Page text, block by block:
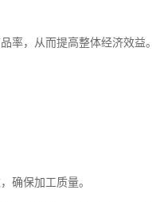
率，从而提高整体经济效益。
确保加工质量。